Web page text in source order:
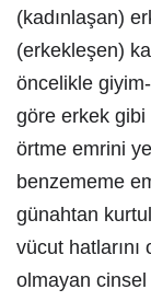
(kadınlaşan)
(erkekleşen)
öncelikle
göre erkek gibi
örtme emrini
benzememe
günahtan
vücut
olmayan cinsel